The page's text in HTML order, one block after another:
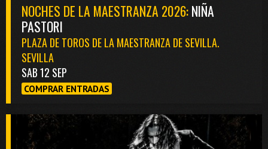
NOCHES DE LA MAESTRANZA 2026:NIÑA
PASTORI
PLAZA DE TOROS DE LA MAESTRANZA DE SEVILLA.
SEVILLA
SAB 12 SEP
COMPRAR ENTRADAS